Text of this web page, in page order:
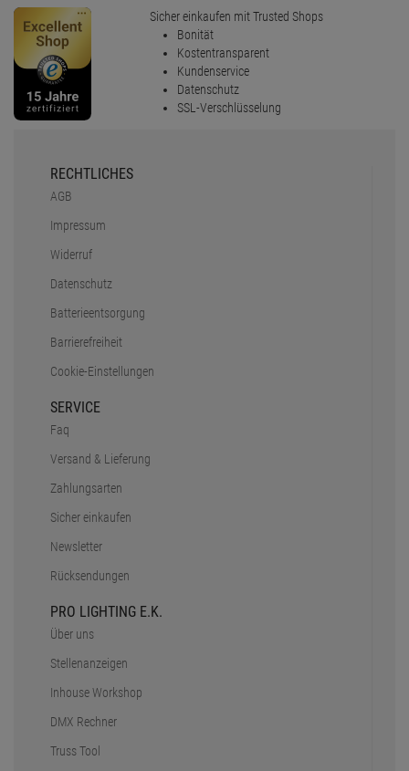
Sicher einkaufen mit Trusted Shops
Bonität
Kostentransparent
Kundenservice
Datenschutz
SSL-Verschlüsselung
RECHTLICHES
AGB
Impressum
Widerruf
Datenschutz
Batterieentsorgung
Barrierefreiheit
Cookie-Einstellungen
SERVICE
Faq
Versand & Lieferung
Zahlungsarten
Sicher einkaufen
Newsletter
Rücksendungen
PRO LIGHTING E.K.
Über uns
Stellenanzeigen
Inhouse Workshop
DMX Rechner
Truss Tool